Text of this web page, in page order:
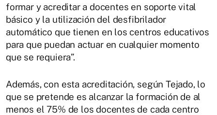
formar y acreditar a docentes en soporte vital
básico y la utilización del desfibrilador
automático que tienen en los centros educativos
para que puedan actuar en cualquier momento
que se requiera”.
Además, con esta acreditación, según Tejado, lo
que se pretende es alcanzar la formación de al
menos el 75% de los docentes de cada centro